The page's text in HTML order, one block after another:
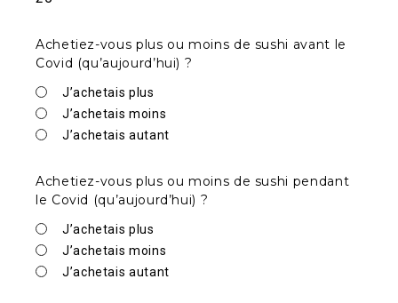
Achetiez-vous plus ou moins de sushi avant le
Covid (qu’aujourd’hui) ?
J’achetais plus
J’achetais moins
J’achetais autant
Achetiez-vous plus ou moins de sushi pendant
le Covid (qu’aujourd’hui) ?
J’achetais plus
J’achetais moins
J’achetais autant